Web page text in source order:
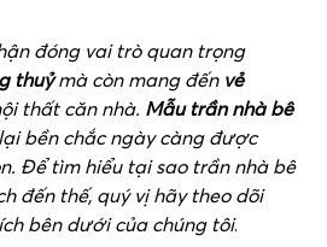
đóng vai trò quan trọng
thuỷmà còn mang đến vẻ
thất căn nhà. Mẫu trần nhà bê
bền chắc ngày càng được
Để tìm hiểu tại sao trần nhà bê
đến thế, quý vị hãy theo dõi
bên dưới của chúng tôi.